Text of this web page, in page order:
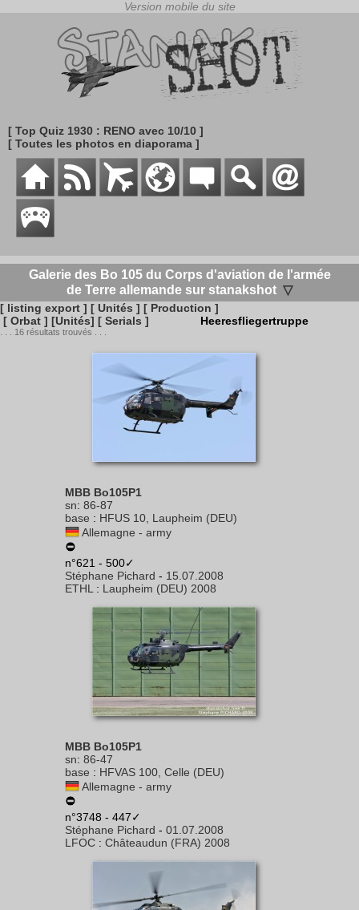
[ Top Quiz 1930 : RENO avec 10/10 ]
[ Toutes les photos en diaporama ]
Galerie des Bo 105 du Corps d'aviation de l'armée
de Terre allemande sur stanakshot ▽
[ listing export ] [ Unités ] [ Production ]
[ Orbat ] [Unités] [ Serials ] Heeresfliegertruppe
. . . 16 résultats trouvés . . .
MBB Bo105P1
sn: 86-87
base : HFUS 10, Laupheim (DEU)
Allemagne - army
n°621 - 500✓
Stéphane Pichard - 15.07.2008
ETHL : Laupheim (DEU) 2008
MBB Bo105P1
sn: 86-47
base : HFVAS 100, Celle (DEU)
Allemagne - army
n°3748 - 447✓
Stéphane Pichard - 01.07.2008
LFOC : Châteaudun (FRA) 2008